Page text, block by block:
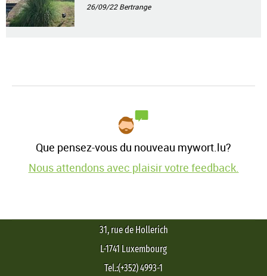
26/09/22Bertrange
Que pensez-vous du nouveau mywort.lu?
Nous attendons avec plaisir votre feedback.
31, rue de Hollerich
L-1741 Luxembourg
Tel.:(+352) 4993-1